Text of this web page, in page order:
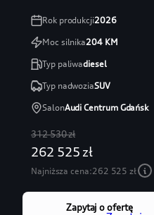
Rok produkcji2026
Moc silnika204KM
Typ paliwadiesel
Typ nadwoziaSUV
SalonAudi Centrum Gdańsk
312 530 zł
262 525 zł
Najniższa cena:262 525 zł
Zapytaj o ofertę